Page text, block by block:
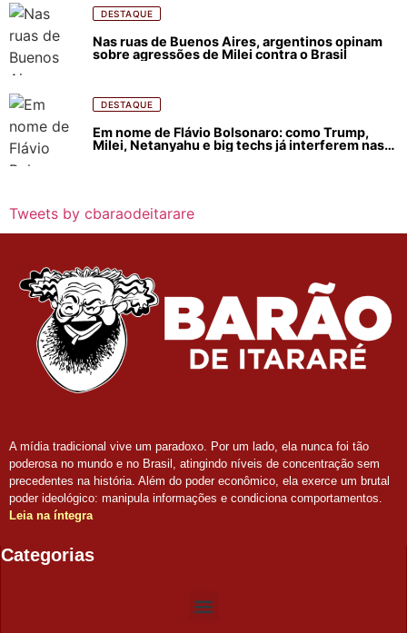
DESTAQUE
Nas ruas de Buenos Aires, argentinos opinam
sobre agressões de Milei contra o Brasil
DESTAQUE
Em nome de Flávio Bolsonaro: como Trump,
Milei, Netanyahu e big techs já interferem nas
Tweets by cbaraodeitarare
A mídia tradicional vive um paradoxo. Por um lado, ela nunca foi tão
poderosa no mundo e no Brasil, atingindo níveis de concentração sem
precedentes na história. Além do poder econômico, ela exerce um brutal
poder ideológico: manipula informações e condiciona comportamentos.
Leia na íntegra
Categorias